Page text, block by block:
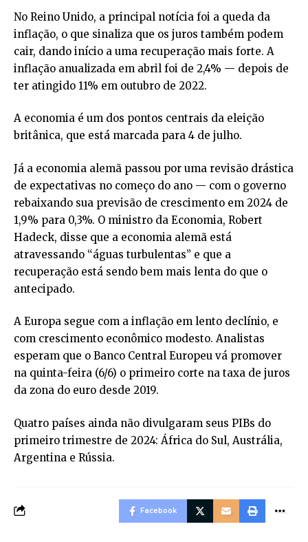
No Reino Unido, a principal notícia foi a queda da
inflação, o que sinaliza que os juros também podem
cair, dando início a uma recuperação mais forte. A
inflação anualizada em abril foi de 2,4% — depois de
ter atingido 11% em outubro de 2022.
A economia é um dos pontos centrais da eleição
britânica, que está marcada para 4 de julho.
Já a economia alemã passou por uma revisão drástica
de expectativas no começo do ano — com o governo
rebaixando sua previsão de crescimento em 2024 de
1,9% para 0,3%. O ministro da Economia, Robert
Hadeck, disse que a economia alemã está
atravessando “águas turbulentas” e que a
recuperação está sendo bem mais lenta do que o
antecipado.
A Europa segue com a inflação em lento declínio, e
com crescimento econômico modesto. Analistas
esperam que o Banco Central Europeu vá promover
na quinta-feira (6/6) o primeiro corte na taxa de juros
da zona do euro desde 2019.
Quatro países ainda não divulgaram seus PIBs do
primeiro trimestre de 2024: África do Sul, Austrália,
Argentina e Rússia.
Facebook